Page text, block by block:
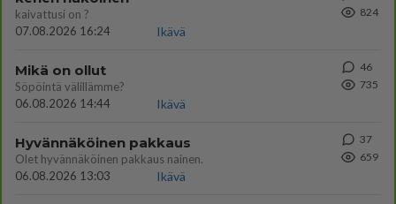
kaivattusi on ?
07.08.2026 16:24
Ikävä
824
Mikä on ollut
Söpöintä välillämme?
06.08.2026 14:44
Ikävä
46
735
Hyvännäköinen pakkaus
Olet hyvännäköinen pakkaus nainen.
06.08.2026 13:03
Ikävä
37
659